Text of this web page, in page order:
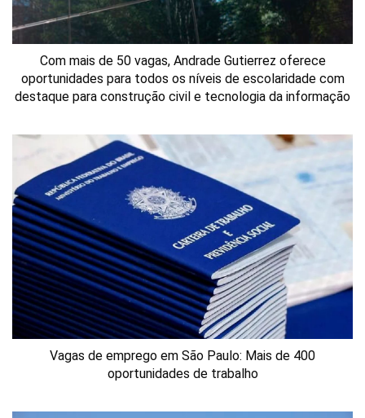
Com mais de 50 vagas, Andrade Gutierrez oferece
oportunidades para todos os níveis de escolaridade com
destaque para construção civil e tecnologia da informação
Vagas de emprego em São Paulo: Mais de 400
oportunidades de trabalho